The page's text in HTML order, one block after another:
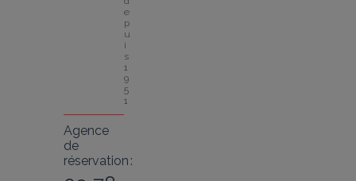
e
p
u
i
s
1
9
5
1
Agence
de
réservation :